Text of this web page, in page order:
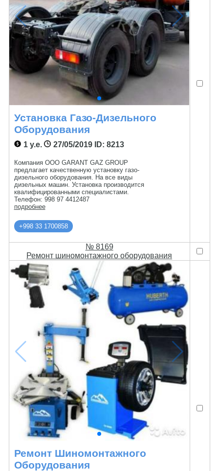
Установка Газо-Дизельного
Оборудования
1 у.е. 27/05/2019ID: 8213
Компания OOO GARANT GAZ GROUP
предлагает качественную установку газо-
дизельного оборудования. На все виды
дизельных машин. Установка производится
квалифицированными специалистами.
Телефон: 998 97 4412487
подробнее
+998 33 1700858
№ 8169
Ремонт шиномонтажного оборудования
Ремонт Шиномонтажного
Оборудования